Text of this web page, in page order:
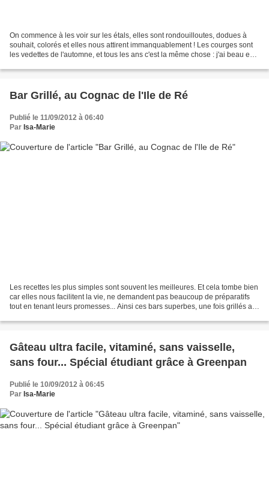
On commence à les voir sur les étals, elles sont rondouilloutes, dodues à
souhait, colorés et elles nous attirent immanquablement ! Les courges sont
les vedettes de l'automne, et tous les ans c'est la même chose : j'ai beau en
Bar Grillé, au Cognac de l'Ile de Ré
Publié le 11/09/2012 à 06:40
Par Isa-Marie
Les recettes les plus simples sont souvent les meilleures. Et cela tombe bien
car elles nous facilitent la vie, ne demandent pas beaucoup de préparatifs
tout en tenant leurs promesses... Ainsi ces bars superbes, une fois grillés au
Gâteau ultra facile, vitaminé, sans vaisselle,
sans four... Spécial étudiant grâce à Greenpan
Publié le 10/09/2012 à 06:45
Par Isa-Marie